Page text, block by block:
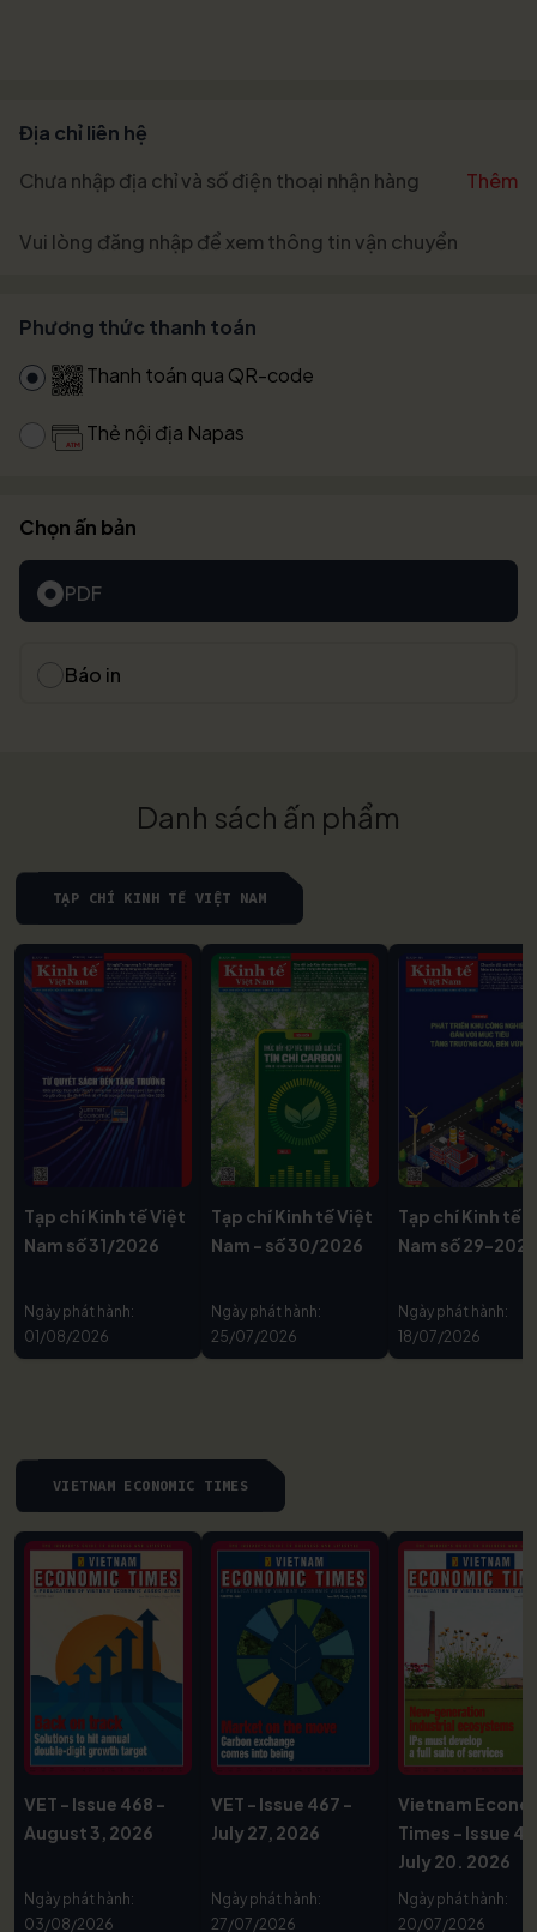
Địa chỉ liên hệ
Chưa nhập địa chỉ và số điện thoại nhận hàng
Thêm
Vui lòng đăng nhập để xem thông tin vận chuyển
Phương thức thanh toán
Thanh toán qua QR-code
Thẻ nội địa Napas
Chọn ấn bản
PDF
Báo in
Danh sách ấn phẩm
TẠP CHÍ KINH TẾ VIỆT NAM
Tạp chí Kinh tế Việt
Nam số 31/2026
Ngày phát hành:
01/08/2026
Tạp chí Kinh tế Việt
Nam - số 30/2026
Ngày phát hành:
25/07/2026
Tạp chí Kinh tế
Nam số 29-2026
Ngày phát hành:
18/07/2026
VIETNAM ECONOMIC TIMES
VET - Issue 468 -
August 3, 2026
Ngày phát hành:
03/08/2026
VET - Issue 467 -
July 27, 2026
Ngày phát hành:
27/07/2026
Vietnam
Times - Issue
July 20. 2026
Ngày phát hành:
20/07/2026